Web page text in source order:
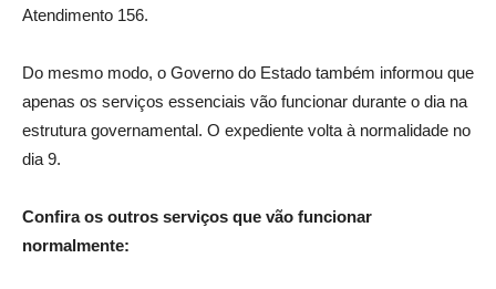
Atendimento 156.
Do mesmo modo, o Governo do Estado também informou que
apenas os serviços essenciais vão funcionar durante o dia na
estrutura governamental. O expediente volta à normalidade no
dia 9.
Confira os outros serviços que vão funcionar
normalmente: